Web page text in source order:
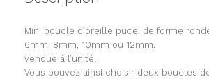
Mini boucle d’oreille puce, de forme
6mm, 8mm, 10mm ou 12mm.
vendue à l’unité.
Vous pouvez ainsi choisir deux boucles